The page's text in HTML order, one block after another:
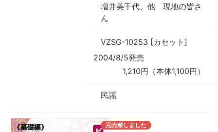
増井美千代、 他 現地の皆さ
ん
VZSG-10253 [カセット]
2004/8/5発売
1,210円（本体1,100円）
民謡
完売致しました